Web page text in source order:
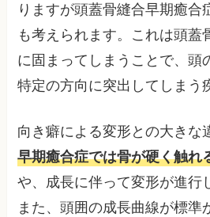
りますが頭蓋骨縫合早期癒合
も考えられます。これは頭蓋
に固まってしまうことで、頭
特定の方向に突出してしまう
向き癖による変形との大きな
早期癒合症では骨が硬く触れ
や、成長に伴って変形が進行
また、頭囲の成長曲線が標準